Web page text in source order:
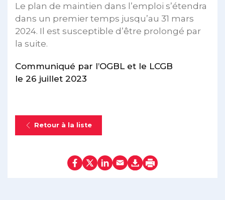
Le plan de maintien dans l’emploi s’étendra
dans un premier temps jusqu’au 31 mars
2024. Il est susceptible d’être prolongé par
la suite.
Communiqué par l’OGBL et le LCGB
le 26 juillet 2023
Retour à la liste